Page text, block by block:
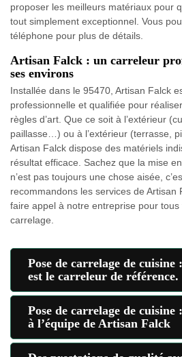
proposer les meilleurs matériaux pour
tout simplement exceptionnel. Vous
téléphone pour plus de détails.
Artisan Falck : un carreleur
ses environs
Installée dans le 95470, Artisan Falck
professionnelle et qualifiée pour
règles d’art. Que ce soit à l’extérieur
paillasse…) ou à l’extérieur (terrasse,
Artisan Falck dispose des matériels
résultat efficace. Sachez que la mise
n’est pas toujours une chose aisée,
recommandons les services de Artisan
faire appel à notre entreprise pour
carrelage.
Pose de carrelage de
est le carreleur de référence.
Pose de carrelage de cuisine
à l’équipe de Artisan Falck